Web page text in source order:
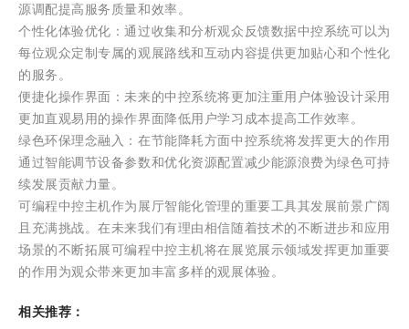
源调配提高服务质量和效率。
个性化体验优化：通过收集和分析观众反馈数据中控系统可以为
每位观众定制专属的观展路线和互动内容提供更加贴心和个性化
的服务。
便捷化操作界面：未来的中控系统将更加注重用户体验设计采用
更加直观易用的操作界面降低用户学习成本提高工作效率。
绿色环保理念融入：在节能降耗方面中控系统将发挥更大的作用
通过智能调节设备参数和优化资源配置减少能源浪费为绿色可持
续发展贡献力量。
可编程中控主机作为展厅智能化管理的重要工具其发展前景广阔
且充满挑战。在未来我们有理由相信随着技术的不断进步和应用
场景的不断拓展可编程中控主机将在展览展示领域发挥更加重要
的作用为观众带来更加丰富多样的观展体验。
相关推荐：